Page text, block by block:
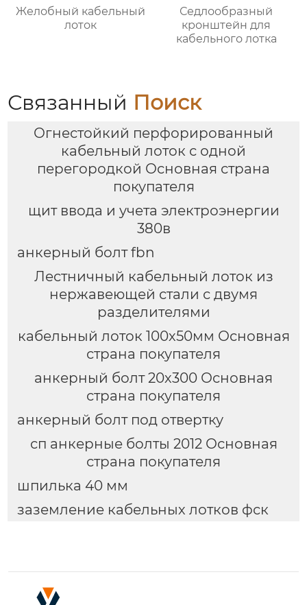
Желобный кабельный
лоток
Седлообразный
кронштейн для
кабельного лотка
Связанный Поиск
Огнестойкий перфорированный
кабельный лоток с одной
перегородкой Основная страна
покупателя
щит ввода и учета электроэнергии
380в
анкерный болт fbn
Лестничный кабельный лоток из
нержавеющей стали с двумя
разделителями
кабельный лоток 100х50мм Основная
страна покупателя
анкерный болт 20х300 Основная
страна покупателя
анкерный болт под отвертку
сп анкерные болты 2012 Основная
страна покупателя
шпилька 40 мм
заземление кабельных лотков фск